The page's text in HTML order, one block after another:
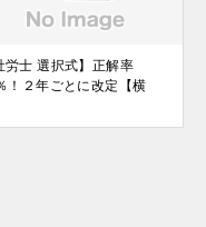
労士 選択式】正解率
！２年ごとに改定【横